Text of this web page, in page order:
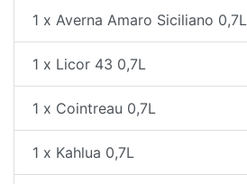
1 x Averna Amaro Siciliano 0,7L
1 x Licor 43 0,7L
1 x Cointreau 0,7L
1 x Kahlua 0,7L